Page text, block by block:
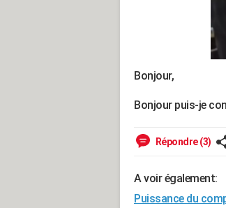
Bonjour,
Bonjour puis-je
Répondre (3)
A voir également:
Puissance du